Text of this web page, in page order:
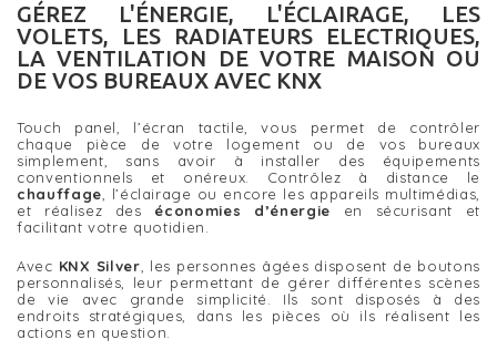
GÉREZ L'ÉNERGIE, L'ÉCLAIRAGE, LES
VOLETS, LES RADIATEURS ELECTRIQUES,
LA VENTILATION DE VOTRE MAISON OU
DE VOS BUREAUX AVEC KNX
Touch panel, l’écran tactile, vous permet de contrôler
chaque pièce de votre logement ou de vos bureaux
simplement, sans avoir à installer des équipements
conventionnels et onéreux. Contrôlez à distance le
chauffage , l’éclairage ou encore les appareils multimédias,
et réalisez des économies d’énergie en sécurisant et
facilitant votre quotidien.
Avec KNX Silver , les personnes âgées disposent de boutons
personnalisés, leur permettant de gérer différentes scènes
de vie avec grande simplicité. Ils sont disposés à des
endroits stratégiques, dans les pièces où ils réalisent les
actions en question.